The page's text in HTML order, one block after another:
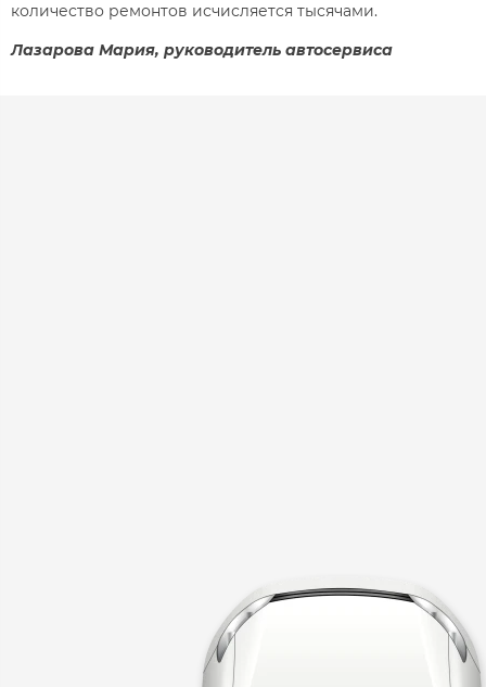
количество ремонтов исчисляется тысячами.
Лазарова Мария, руководитель автосервиса